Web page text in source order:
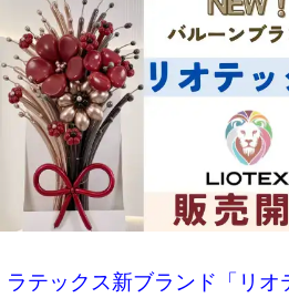
ラテックス新ブランド「リオ